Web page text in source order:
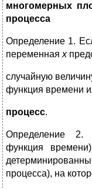
многомерных
процесса
Определение 1.
переменная x
случайную
функция времени
процесс.
Определение 2.
функция
процесса), на